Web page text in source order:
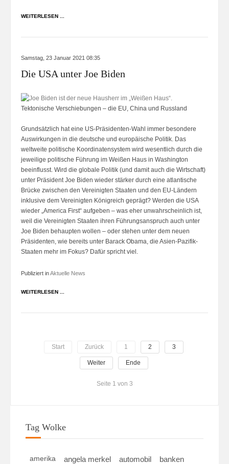
WEITERLESEN ...
Samstag, 23 Januar 2021 08:35
Die USA unter Joe Biden
Tektonische Verschiebungen – die EU, China und Russland
Grundsätzlich hat eine US-Präsidenten-Wahl immer besondere
Auswirkungen in die deutsche und europäische Politik. Das
weltweite politische Koordinatensystem wird wesentlich durch die
jeweilige politische Führung im Weißen Haus in Washington
beeinflusst. Wird die globale Politik (und damit auch die Wirtschaft)
unter Präsident Joe Biden wieder stärker durch eine atlantische
Brücke zwischen den Vereinigten Staaten und den EU-Ländern
inklusive dem Vereinigten Königreich geprägt? Werden die USA
wieder „America First“ aufgeben – was eher unwahrscheinlich ist,
weil die Vereinigten Staaten ihren Führungsanspruch auch unter
Joe Biden behaupten wollen – oder stehen unter dem neuen
Präsidenten, wie bereits unter Barack Obama, die Asien-Pazifik-
Staaten mehr im Fokus? Dafür spricht viel.
Publiziert inAktuelle News
WEITERLESEN ...
Start Zurück 1 2 3
Weiter Ende
Seite 1 von 3
Tag Wolke
amerika angela merkel automobil banken